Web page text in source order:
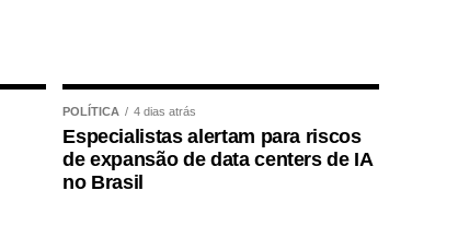
POLÍTICA 4 dias atrás
Especialistas alertam para riscos
de expansão de data centers de IA
no Brasil